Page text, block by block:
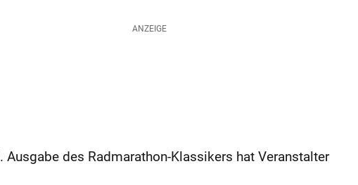
des Radmarathon-Klassikers hat Veranstalter